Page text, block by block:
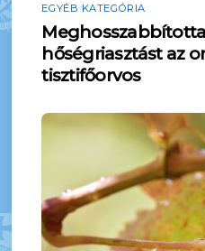
EGYÉB KATEGÓRIA
hőségriasztást az
tisztifőorvos